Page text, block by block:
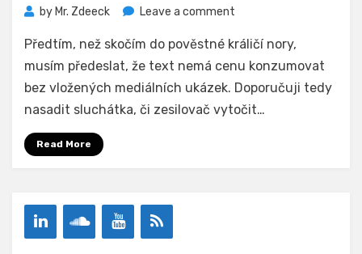
by Mr. Zdeeck Leave a comment
asociativum:
Oxygène
Předtím, než skočím do pověstné králičí nory,
musím předeslat, že text nemá cenu konzumovat
bez vložených mediálních ukázek. Doporučuji tedy
nasadit sluchátka, či zesilovač vytočit…
Read More